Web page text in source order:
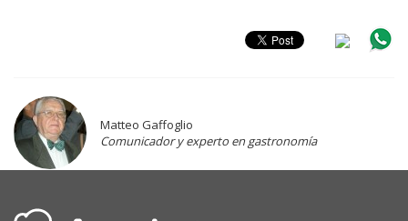
Matteo Gaffoglio
Comunicador y experto en gastronomía